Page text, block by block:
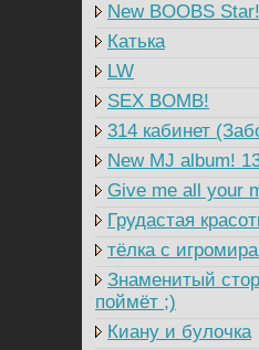
New BOOBS
Катька
LW
SEX BOMB!
314 кабинет
New MJ album!
Give me all your
Грудастая
тёлка с
Знаменитый
поймёт ;)
Киану и булочка